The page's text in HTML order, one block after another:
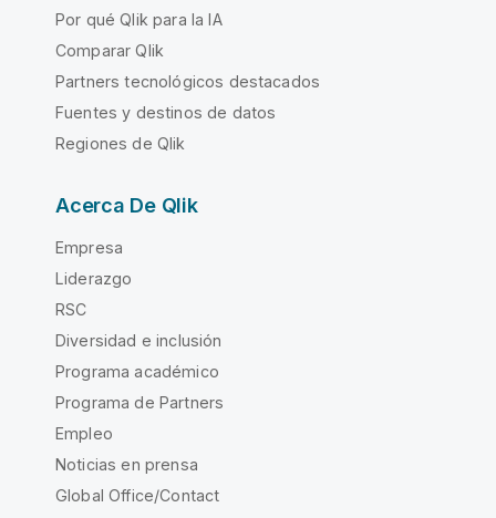
Por qué Qlik para la IA
Comparar Qlik
Partners tecnológicos destacados
Fuentes y destinos de datos
Regiones de Qlik
Acerca De Qlik
Empresa
Liderazgo
RSC
Diversidad e inclusión
Programa académico
Programa de Partners
Empleo
Noticias en prensa
Global Office/Contact